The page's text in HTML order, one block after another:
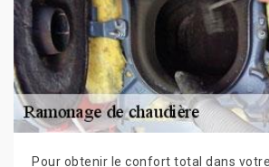
Pour obtenir le confort total dans